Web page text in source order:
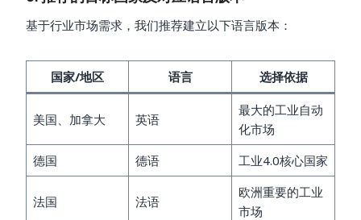
基于行业市场需求，我们推荐建立以下语言版本：
国家/地区 语言 选择依据
美国、加拿大 英语
最大的工业自动
化市场
德国
德语 工业4.0核心国家
法国 法语
欧洲重要的工业
市场